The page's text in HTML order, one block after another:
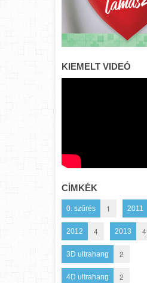
KIEMELT VIDEÓ
CÍMKÉK
0. szűrés 1 2011
2012 4 2013 4
3D ultrahang 2
4D ultrahang 2